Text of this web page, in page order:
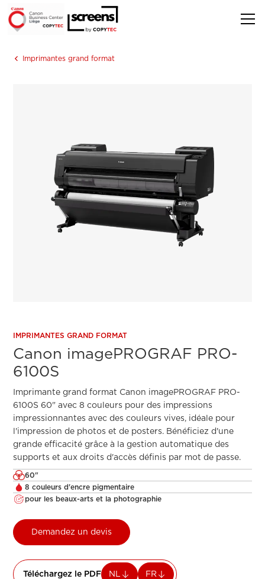
Imprimantes grand format
IMPRIMANTES GRAND FORMAT
Canon imagePROGRAF PRO-
6100S
Imprimante grand format Canon imagePROGRAF PRO-
6100S 60" avec 8 couleurs pour des impressions
impressionnantes avec des couleurs vives, idéale pour
l'impression de photos et de posters. Bénéficiez d'une
grande efficacité grâce à la gestion automatique des
supports et aux droits d'accès définis par mot de passe.
60"
8 couleurs d'encre pigmentaire
pour les beaux-arts et la photographie
Demandez un devis
Téléchargez le PDF NL FR